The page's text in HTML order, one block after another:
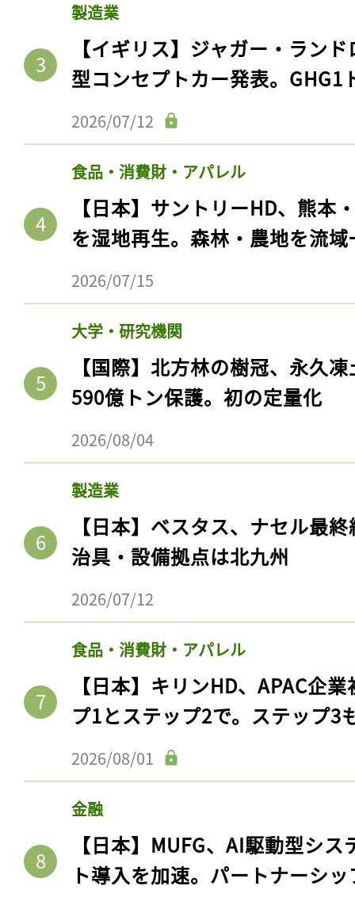
製造業
【イギリス】ジャガー・ラン
型コンセプトカー発表。GHG1
2026/07/12
食品・消費財・アパレル
【日本】サントリーHD、熊本
を湿地再生。森林・農地を流
2026/07/15
大学・研究機関
【国際】北方林の樹冠、永久
590億トン保護。初の定量化
2026/08/04
製造業
【日本】ベスタス、ナセル最
治具・設備拠点は北九州
2026/07/12
食品・消費財・アパレル
【日本】キリンHD、APAC企
プ1とステップ2で。ステップ3
2026/08/01
金融
【日本】MUFG、AI駆動型シ
ト導入を加速。パートナーシ
記事をお気に入りに
ログインが必
会員登録